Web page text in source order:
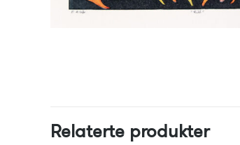
Relaterte produkter